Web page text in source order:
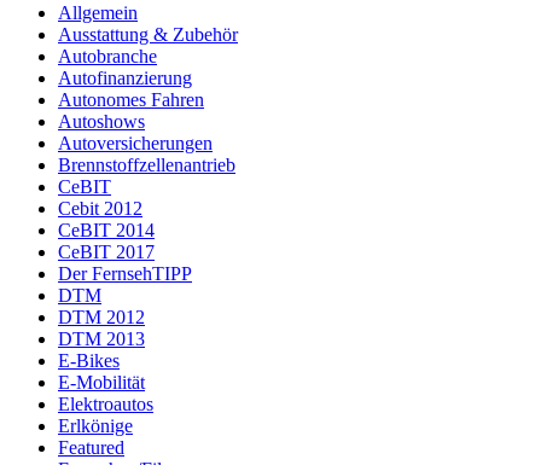
Allgemein
Ausstattung & Zubehör
Autobranche
Autofinanzierung
Autonomes Fahren
Autoshows
Autoversicherungen
Brennstoffzellenantrieb
CeBIT
Cebit 2012
CeBIT 2014
CeBIT 2017
Der FernsehTIPP
DTM
DTM 2012
DTM 2013
E-Bikes
E-Mobilität
Elektroautos
Erlkönige
Featured